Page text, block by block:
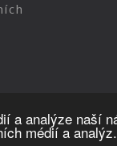
a analýze naší
médií a analýz.